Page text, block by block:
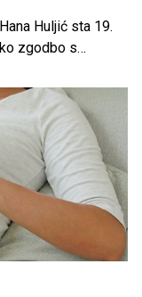
Huljić sta 19.
zgodbo s
Hanin oče in
v spodnjih